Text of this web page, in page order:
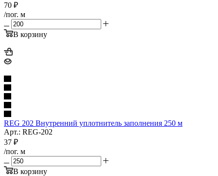
70 ₽
/пог. м
В корзину
REG 202 Внутренний уплотнитель заполнения 250 м
Арт.: REG-202
37 ₽
/пог. м
В корзину